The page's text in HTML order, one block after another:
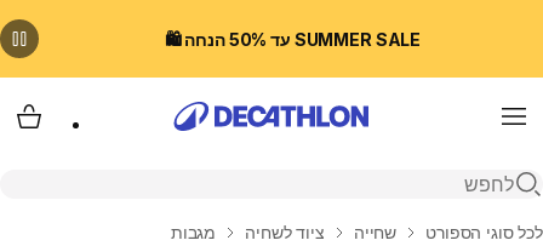
SUMMER SALE עד 50% הנחה 🛍️
Menu
פתיחת חיפוש
בית
לכל סוגי הספורט שחייה ציוד לשחיה מגבות